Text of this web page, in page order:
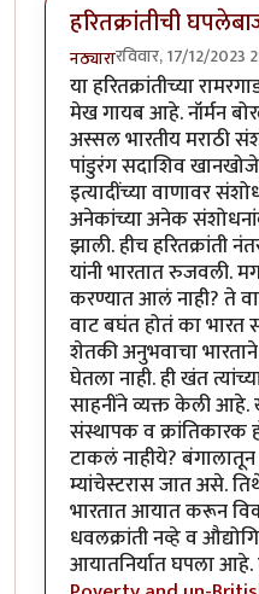
हरितक्रांतीची
नठ्यारारविवार, 17/12/2023
या हरितक्रांतीच्या
मेख गायब आहे. नॉर्मन
अस्सल भारतीय मराठी
पांडुरंग सदाशिव
इत्यादींच्या वाणावर
अनेकांच्या अनेक
झाली. हीच हरितक्रांती
यांनी भारतात रुजवली.
करण्यात आलं नाही? ते
वाट बघंत होतं का भारत
शेतकी अनुभवाचा
घेतला नाही. ही खंत
साहनींने व्यक्त केली आहे.
संस्थापक व क्रांतिकारक
टाकलं नाहीये?
म्यांचेस्टरास जात असे.
भारतात आयात करून
धवलक्रांती नव्हे व
आयातनिर्यात घपला आहे.